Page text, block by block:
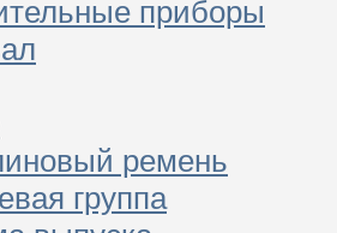
приборы
ремень
группа